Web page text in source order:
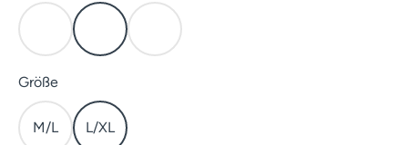
Covert Open CountrySubalpine
Größeauswählen
M/L L/XL